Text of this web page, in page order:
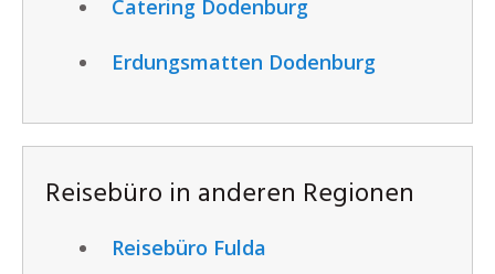
Catering Dodenburg
Erdungsmatten Dodenburg
Reisebüro in anderen Regionen
Reisebüro Fulda